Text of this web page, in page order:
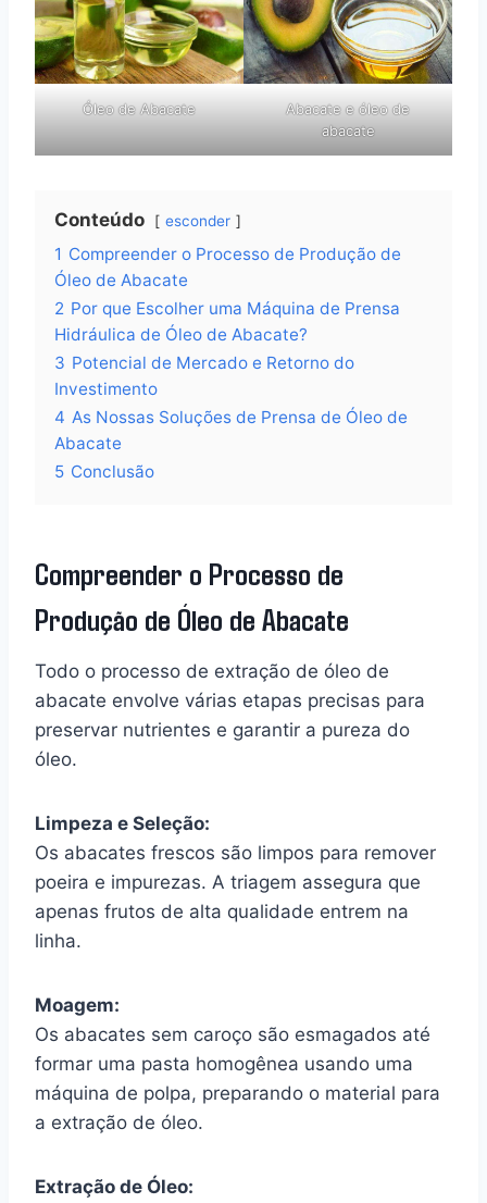
Óleo de Abacate
Abacate e óleo de
abacate
Conteúdo esconder
1 Compreender o Processo de Produção de
Óleo de Abacate
2 Por que Escolher uma Máquina de Prensa
Hidráulica de Óleo de Abacate?
3 Potencial de Mercado e Retorno do
Investimento
4 As Nossas Soluções de Prensa de Óleo de
Abacate
5 Conclusão
Compreender o Processo de
Produção de Óleo de Abacate
Todo o processo de extração de óleo de
abacate envolve várias etapas precisas para
preservar nutrientes e garantir a pureza do
óleo.
Limpeza e Seleção:
Os abacates frescos são limpos para remover
poeira e impurezas. A triagem assegura que
apenas frutos de alta qualidade entrem na
linha.
Moagem:
Os abacates sem caroço são esmagados até
formar uma pasta homogênea usando uma
máquina de polpa, preparando o material para
a extração de óleo.
Extração de Óleo: